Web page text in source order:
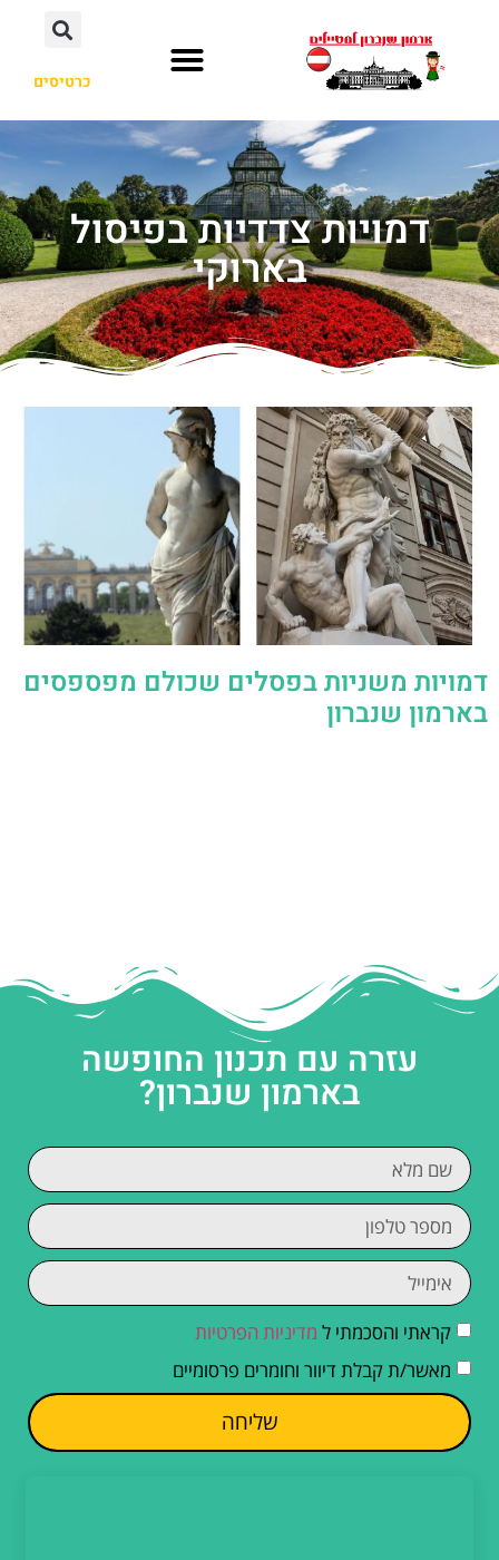
כרטיסים
דמויות צדדיות בפיסול
בארוקי
דמויות משניות בפסלים שכולם מפספסים
בארמון שנברון
עזרה עם תכנון החופשה
בארמון שנברון?
קראתי והסכמתי ל מדיניות הפרטיות
מאשר/ת קבלת דיוור וחומרים פרסומיים
שליחה